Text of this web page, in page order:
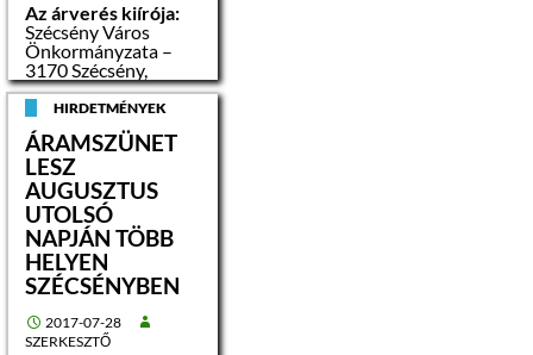
Büntetlen előélet
Felsőfokú végzettség
MS Office
felhasználói szintű
ismerete
B kategóriás
jogosítvány
A pályázat
elbírálásánál előnyt
jelent:
Adminisztratív/
Ügyintézés területén
szerzett tapasztalat
Elvárások:
Kiváló szintű
Az árverés kiírója:
Szécsény Város
Önkormányzata –
3170 Szécsény,
Rákóczi út 84.
Az árverési
hirdetmény
kifüggesztésének
napja: 2017.
augusztus 01.
Az árverési
hirdetmény
levételének
napja:
augusztus 11.
HIRDETMÉNYEK
ÁRAMSZÜNET
LESZ
AUGUSZTUS
UTOLSÓ
NAPJÁN TÖBB
HELYEN
SZÉCSÉNYBEN
2017-07-28
SZERKESZTŐ